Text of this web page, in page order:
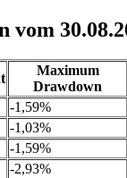
vom
Maximum
Drawdown
-1,59%
-1,03%
-1,59%
-2,93%